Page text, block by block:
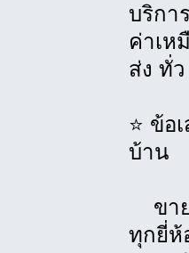
บริกา
ค่าเห
ส่ง ทั่
⭐ ข้อ
บ้าน
ขาย
ทุกยี่ห้